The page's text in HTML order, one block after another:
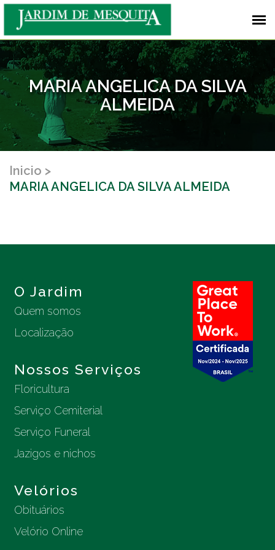
MARIA ANGELICA DA SILVA
ALMEIDA
Inicio
MARIA ANGELICA DA SILVA ALMEIDA
O Jardim
Quem somos
Localização
Nossos Serviços
Floricultura
Serviço Cemiterial
Serviço Funeral
Jazigos e nichos
Velórios
Obituários
Velório Online